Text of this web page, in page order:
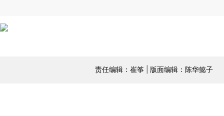
责任编辑：崔筝 | 版面编辑：陈华懿子